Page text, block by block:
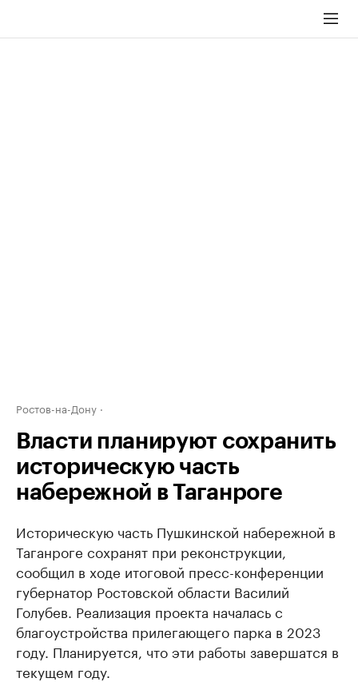
Ростов-на-Дону
Власти планируют сохранить
историческую часть
набережной в Таганроге
Историческую часть Пушкинской набережной в
Таганроге сохранят при реконструкции,
сообщил в ходе итоговой пресс-конференции
губернатор Ростовской области Василий
Голубев. Реализация проекта началась с
благоустройства прилегающего парка в 2023
году. Планируется, что эти работы завершатся в
текущем году.